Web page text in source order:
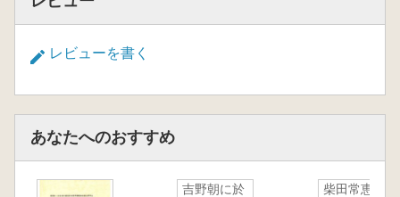
レビューを書く
あなたへのおすすめ
吉野朝に於
柴田常恵写